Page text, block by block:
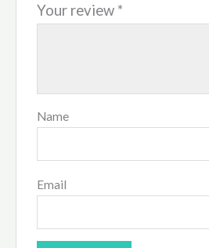
Your review *
Name
Email